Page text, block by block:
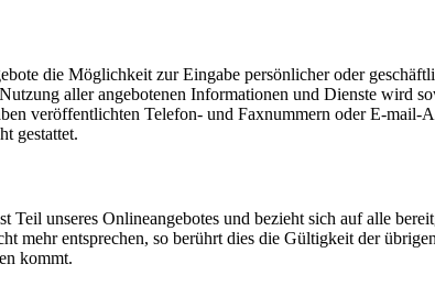
die Möglichkeit zur Eingabe persönlicher oder
aller angebotenen Informationen und Dienste wird
veröffentlichten Telefon- und Faxnummern oder E-
gestattet.
Teil unseres Onlineangebotes und bezieht sich auf alle
mehr entsprechen, so berührt dies die Gültigkeit der
kommt.